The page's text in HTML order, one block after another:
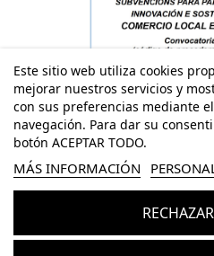
Este sitio web utiliza cookies
mejorar nuestros servicios y
con sus preferencias mediante
navegación. Para dar su
botón ACEPTAR TODO.
MÁS INFORMACIÓN